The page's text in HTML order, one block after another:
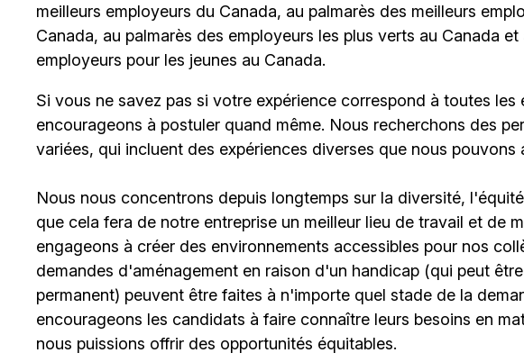
meilleurs employeurs du Canada, au palmarès des meilleurs
Canada, au palmarès des employeurs les plus verts au Canada
employeurs pour les jeunes au Canada.
Si vous ne savez pas si votre expérience correspond à toutes
encourageons à postuler quand même. Nous recherchons des
variées, qui incluent des expériences diverses que nous pouvons
Nous nous concentrons depuis longtemps sur la diversité,
que cela fera de notre entreprise un meilleur lieu de travail et de
engageons à créer des environnements accessibles pour nos
demandes d'aménagement en raison d'un handicap (qui peut
permanent) peuvent être faites à n'importe quel stade de la
encourageons les candidats à faire connaître leurs besoins en
nous puissions offrir des opportunités équitables.